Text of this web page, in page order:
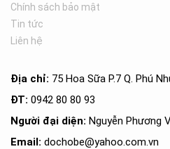
Chính sách bảo mật
Tin tức
Liên hệ
Địa chỉ: 75 Hoa Sữa P.7 Q. Phú
ĐT: 0942 80 80 93
Người đại diện: Nguyễn Phương
Email: dochobe@yahoo.com.vn